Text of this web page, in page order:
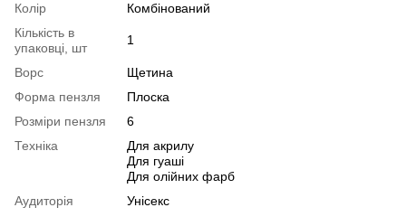
Колір
Комбінований
Кількість в
упаковці, шт
1
Ворс
Щетина
Форма пензля
Плоска
Розміри пензля
6
Техніка
Для акрилу
Для гуаші
Для олійних фарб
Аудиторія
Унісекс